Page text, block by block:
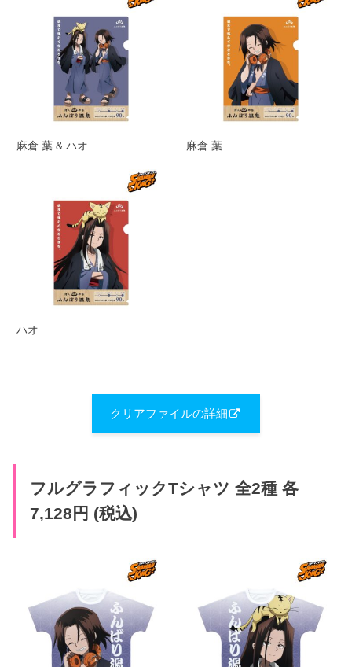
麻倉 葉 & ハオ 麻倉 葉
ハオ
クリアファイルの詳細
フルグラフィックTシャツ 全2種 各
7,128円 (税込)